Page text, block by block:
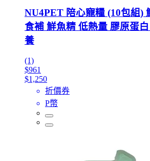
NU4PET 陪心寵糧 (10包組)
食補 鮮魚精 低熱量 膠原蛋
養
(1)
$961
$1,250
折價券
P幣